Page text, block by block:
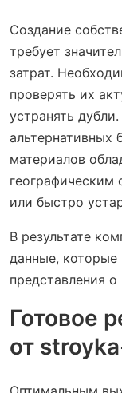
Создание
требует
затрат.
проверять их
устранять
альтернативных
материалов
географическим
или быстро
В результате
данные, которые
представления
Готовое
от